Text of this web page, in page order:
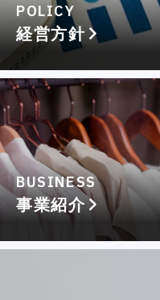
POLICY
経営方針
BUSINESS
事業紹介